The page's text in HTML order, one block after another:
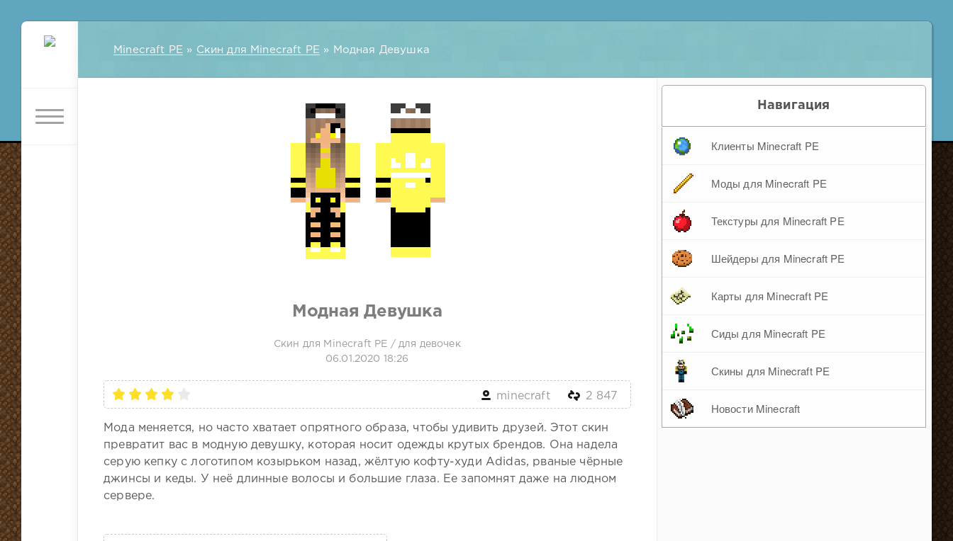
Minecraft PE » Скин для Minecraft PE » Модная Девушка
Модная Девушка
Скин для Minecraft PE / для девочек
06.01.2020 18:26
minecraft 2 847
Мода меняется, но часто хватает опрятного образа, чтобы удивить друзей. Этот скин
превратит вас в модную девушку, которая носит одежды крутых брендов. Она надела
серую кепку с логотипом козырьком назад, жёлтую кофту-худи Adidas, рваные чёрные
джинсы и кеды. У неё длинные волосы и большие глаза. Ее запомнят даже на людном
сервере.
Навигация
Клиенты Minecraft PE
Моды для Minecraft PE
Текстуры для Minecraft PE
Шейдеры для Minecraft PE
Карты для Minecraft PE
Сиды для Minecraft PE
Скины для Minecraft PE
Новости Minecraft